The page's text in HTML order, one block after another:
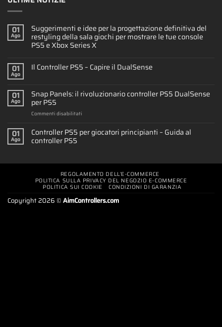
01
Ago
Suggerimenti e idee per la progettazione definitiva del
restyling della sala giochi per mostrare le tue console
PS5 e Xbox Series X
01
Ago
Il Controller PS5 – Capire il DualSense
01
Ago
Snap Panels: il rivoluzionario controller PS5 DualSense
per PS5
Commenti disabilitati
Panels:
il
per
PS5
01
Ago
Controller PS5 per giocatori principianti – Guida al
controller PS5
REGOLAMENTO DELL’E-COMMERCE
POLITICA SULLA PRIVACY DEL NEGOZIO E-COMMERCE
POLITICA SUI COOKIE CONDIZIONI DI GARANZIA
Copyright 2026 ©AimControllers.com